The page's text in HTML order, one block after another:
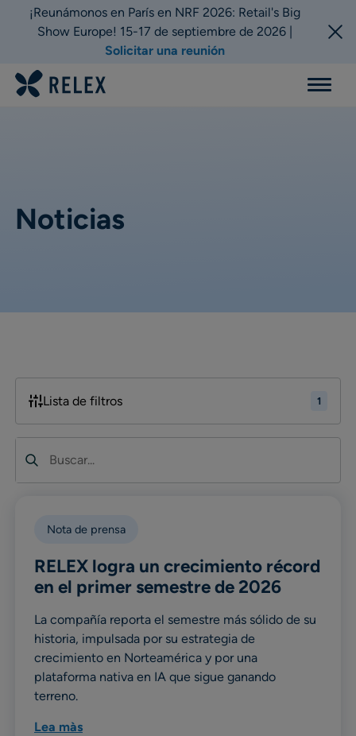
¡Reunámonos en París en NRF 2026: Retail's Big
Show Europe! 15-17 de septiembre de 2026 |
Solicitar una reunión
Menu
Noticias
Lista de filtros 1
Nota de prensa
RELEX logra un crecimiento récord
en el primer semestre de 2026
La compañía reporta el semestre más sólido de su
historia, impulsada por su estrategia de
crecimiento en Norteamérica y por una
plataforma nativa en IA que sigue ganando
terreno.
Lea màs